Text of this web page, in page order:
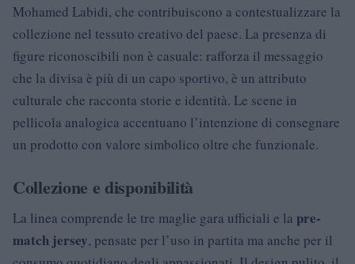
Mohamed Labidi, che contribuiscono a contestualizzare la
collezione nel tessuto creativo del paese. La presenza di
figure riconoscibili non è casuale: rafforza il messaggio
che la divisa è più di un capo sportivo, è un attributo
culturale che racconta storie e identità. Le scene in
pellicola analogica accentuano l’intenzione di consegnare
un prodotto con valore simbolico oltre che funzionale.
Collezione e disponibilità
La linea comprende le tre maglie gara ufficiali e la pre-
match jersey, pensate per l’uso in partita ma anche per il